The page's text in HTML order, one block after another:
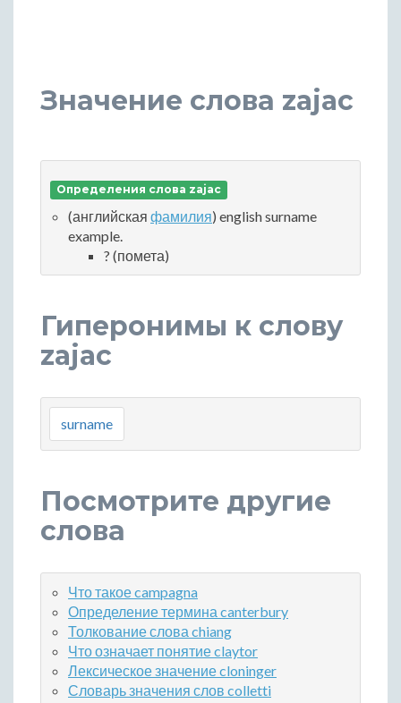
Значение слова zajac
Определения слова zajac
(английская фамилия) english surname
example.
? (помета)
Гиперонимы к слову
zajac
surname
Посмотрите другие
слова
Что такое campagna
Определение термина canterbury
Толкование слова chiang
Что означает понятие claytor
Лексическое значение cloninger
Словарь значения слов colletti